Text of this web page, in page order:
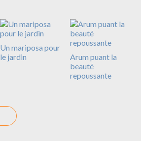
Un mariposa pour
le jardin
Arum puant la
beauté
repoussante